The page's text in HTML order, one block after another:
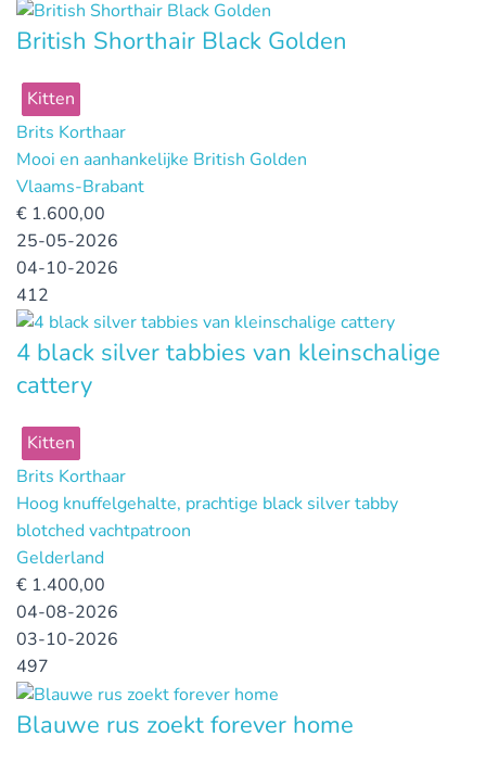
British Shorthair Black Golden
Kitten
Brits Korthaar
Mooi en aanhankelijke British Golden
Vlaams-Brabant
€ 1.600,00
25-05-2026
04-10-2026
412
4 black silver tabbies van kleinschalige
cattery
Kitten
Brits Korthaar
Hoog knuffelgehalte, prachtige black silver tabby
blotched vachtpatroon
Gelderland
€ 1.400,00
04-08-2026
03-10-2026
497
Blauwe rus zoekt forever home